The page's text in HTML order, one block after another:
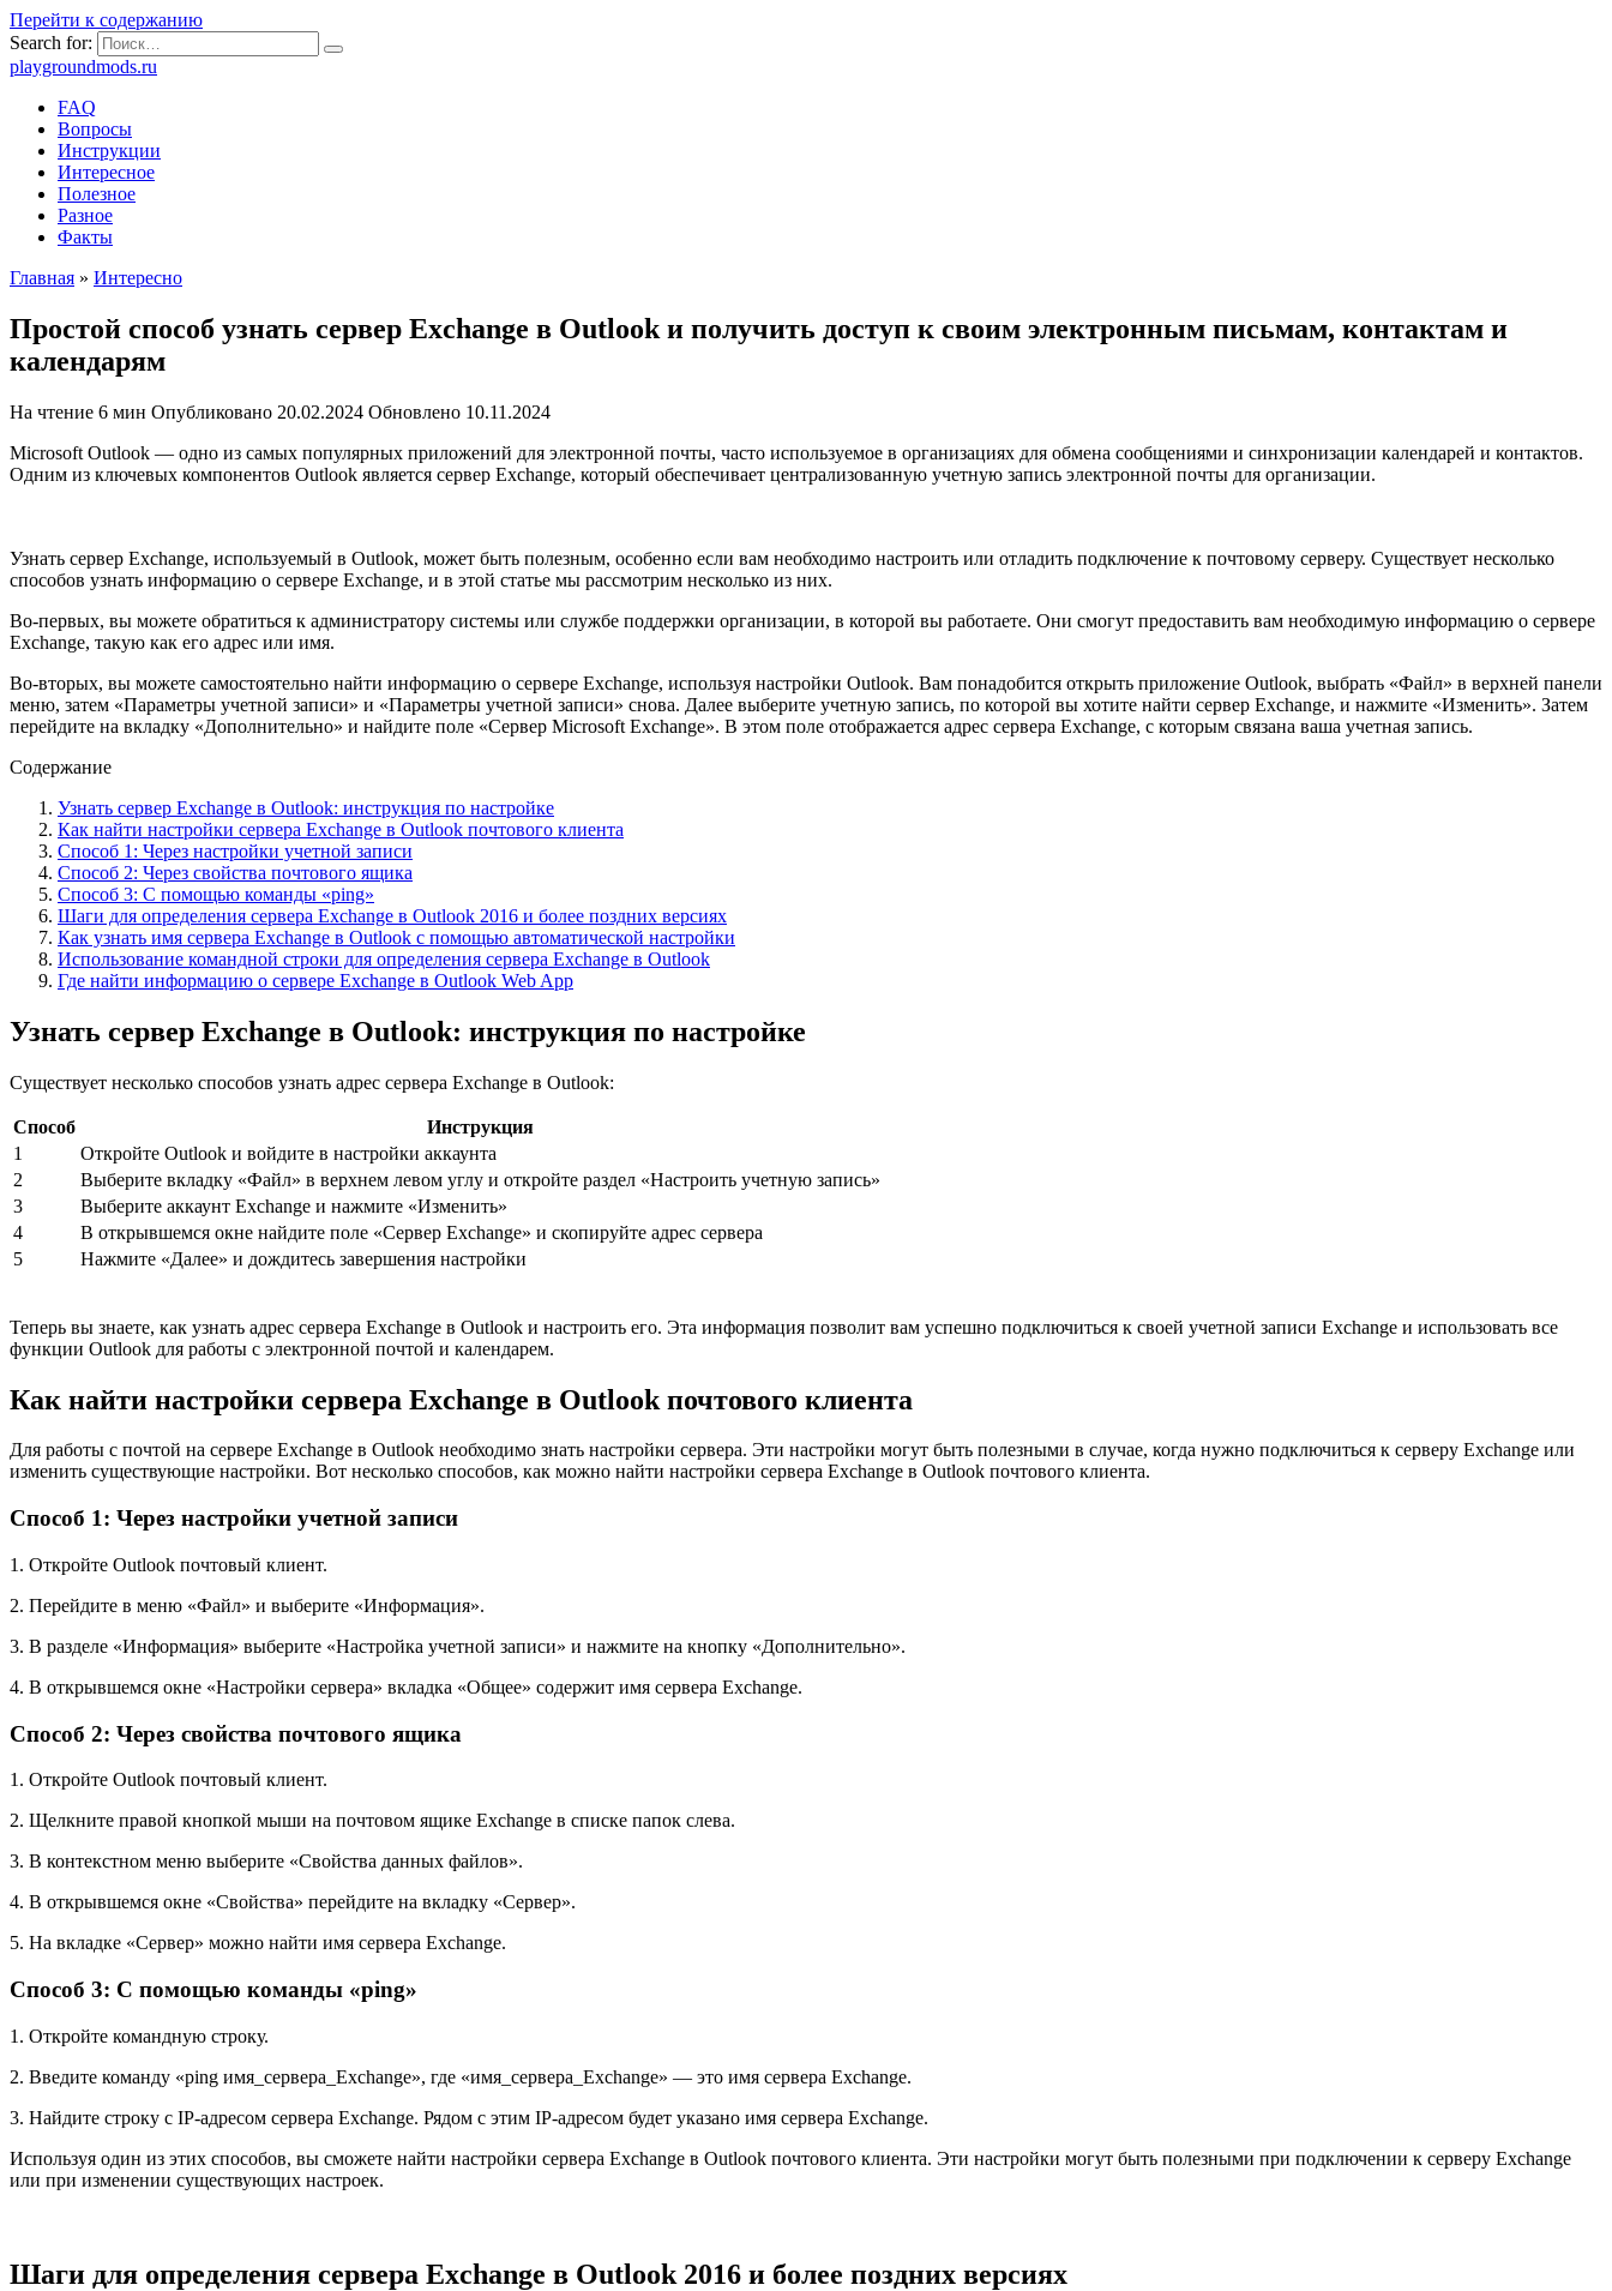
Перейти к содержанию
Search for:
playgroundmods.ru
FAQ
Вопросы
Инструкции
Интересное
Полезное
Разное
Факты
Главная » Интересно
Простой способ узнать сервер Exchange в Outlook и получить доступ к своим электронным письмам, контактам и
календарям
На чтение 6 мин Опубликовано 20.02.2024 Обновлено 10.11.2024
Microsoft Outlook — одно из самых популярных приложений для электронной почты, часто используемое в организациях для обмена сообщениями и синхронизации календарей и контактов.
Одним из ключевых компонентов Outlook является сервер Exchange, который обеспечивает централизованную учетную запись электронной почты для организации.
Узнать сервер Exchange, используемый в Outlook, может быть полезным, особенно если вам необходимо настроить или отладить подключение к почтовому серверу. Существует несколько
способов узнать информацию о сервере Exchange, и в этой статье мы рассмотрим несколько из них.
Во-первых, вы можете обратиться к администратору системы или службе поддержки организации, в которой вы работаете. Они смогут предоставить вам необходимую информацию о сервере
Exchange, такую как его адрес или имя.
Во-вторых, вы можете самостоятельно найти информацию о сервере Exchange, используя настройки Outlook. Вам понадобится открыть приложение Outlook, выбрать «Файл» в верхней панели
меню, затем «Параметры учетной записи» и «Параметры учетной записи» снова. Далее выберите учетную запись, по которой вы хотите найти сервер Exchange, и нажмите «Изменить». Затем
перейдите на вкладку «Дополнительно» и найдите поле «Сервер Microsoft Exchange». В этом поле отображается адрес сервера Exchange, с которым связана ваша учетная запись.
Содержание
Узнать сервер Exchange в Outlook: инструкция по настройке
Как найти настройки сервера Exchange в Outlook почтового клиента
Способ 1: Через настройки учетной записи
Способ 2: Через свойства почтового ящика
Способ 3: С помощью команды «ping»
Шаги для определения сервера Exchange в Outlook 2016 и более поздних версиях
Как узнать имя сервера Exchange в Outlook с помощью автоматической настройки
Использование командной строки для определения сервера Exchange в Outlook
Где найти информацию о сервере Exchange в Outlook Web App
Узнать сервер Exchange в Outlook: инструкция по настройке
Существует несколько способов узнать адрес сервера Exchange в Outlook:
Способ
Инструкция
1
Откройте Outlook и войдите в настройки аккаунта
2
Выберите вкладку «Файл» в верхнем левом углу и откройте раздел «Настроить учетную запись»
3
Выберите аккаунт Exchange и нажмите «Изменить»
4
В открывшемся окне найдите поле «Сервер Exchange» и скопируйте адрес сервера
5
Нажмите «Далее» и дождитесь завершения настройки
Теперь вы знаете, как узнать адрес сервера Exchange в Outlook и настроить его. Эта информация позволит вам успешно подключиться к своей учетной записи Exchange и использовать все
функции Outlook для работы с электронной почтой и календарем.
Как найти настройки сервера Exchange в Outlook почтового клиента
Для работы с почтой на сервере Exchange в Outlook необходимо знать настройки сервера. Эти настройки могут быть полезными в случае, когда нужно подключиться к серверу Exchange или
изменить существующие настройки. Вот несколько способов, как можно найти настройки сервера Exchange в Outlook почтового клиента.
Способ 1: Через настройки учетной записи
1. Откройте Outlook почтовый клиент.
2. Перейдите в меню «Файл» и выберите «Информация».
3. В разделе «Информация» выберите «Настройка учетной записи» и нажмите на кнопку «Дополнительно».
4. В открывшемся окне «Настройки сервера» вкладка «Общее» содержит имя сервера Exchange.
Способ 2: Через свойства почтового ящика
1. Откройте Outlook почтовый клиент.
2. Щелкните правой кнопкой мыши на почтовом ящике Exchange в списке папок слева.
3. В контекстном меню выберите «Свойства данных файлов».
4. В открывшемся окне «Свойства» перейдите на вкладку «Сервер».
5. На вкладке «Сервер» можно найти имя сервера Exchange.
Способ 3: С помощью команды «ping»
1. Откройте командную строку.
2. Введите команду «ping имя_сервера_Exchange», где «имя_сервера_Exchange» — это имя сервера Exchange.
3. Найдите строку с IP-адресом сервера Exchange. Рядом с этим IP-адресом будет указано имя сервера Exchange.
Используя один из этих способов, вы сможете найти настройки сервера Exchange в Outlook почтового клиента. Эти настройки могут быть полезными при подключении к серверу Exchange
или при изменении существующих настроек.
Шаги для определения сервера Exchange в Outlook 2016 и более поздних версиях